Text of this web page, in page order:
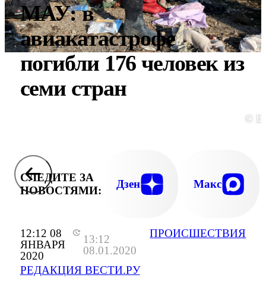
12:12 08
ЯНВАРЯ
2020
13:12
08.01.2020
РЕДАКЦИЯ ВЕСТИ.РУ
ПРОИСШЕСТВИЯ
МАУ: в
авиакатастрофе
погибли 176 человек из
семи стран
©
СЛЕДИТЕ ЗА
НОВОСТЯМИ:
Дзен Макс